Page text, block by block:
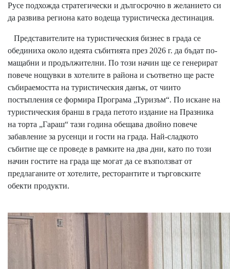
Русе подхожда стратегически и дългосрочно в желанието си
да развива региона като водеща туристическа дестинация.
Представителите на туристическия бизнес в града се
обединиха около идеята събитията през 2026 г. да бъдат по-
мащабни и продължителни. По този начин ще се генерират
повече нощувки в хотелите в района и съответно ще расте
събираемостта на туристическия данък, от чиито
постъпления се формира Програма „Туризъм“. По искане на
туристическия бранш в града петото издание на Празника
на торта „Гараш“ тази година обещава двойно повече
забавление за русенци и гости на града. Най-сладкото
събитие ще се проведе в рамките на два дни, като по този
начин гостите на града ще могат да се възползват от
предлаганите от хотелите, ресторантите и търговските
обекти продукти.